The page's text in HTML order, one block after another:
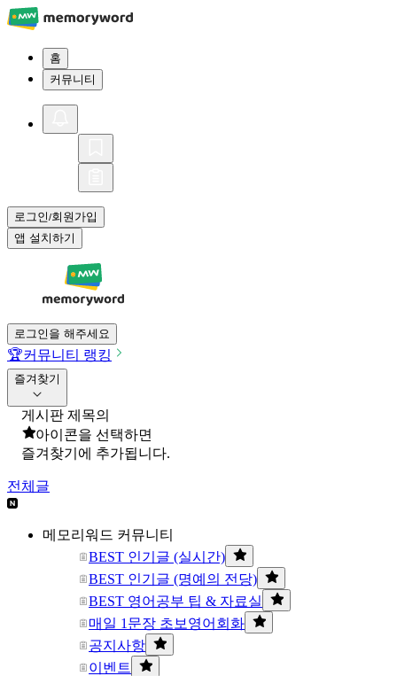
홈
커뮤니티
로그인/회원가입
앱 설치하기
로그인을 해주세요
🏆커뮤니티 랭킹
즐겨찾기
게시판 제목의
아이콘을 선택하면
즐겨찾기에 추가됩니다.
전체글
메모리워드 커뮤니티
BEST 인기글 (실시간)
BEST 인기글 (명예의 전당)
BEST 영어공부 팁 & 자료실
매일 1문장 초보영어회화
공지사항
이벤트